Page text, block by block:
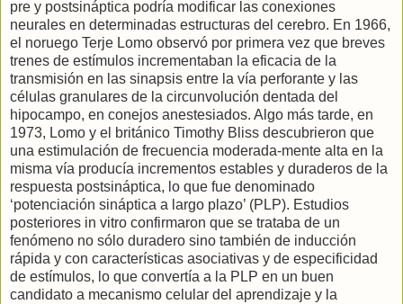
pre y postsináptica podría modificar las conexiones
neurales en determinadas estructuras del cerebro. En 1966,
el noruego Terje Lomo observó por primera vez que breves
trenes de estímulos incrementaban la eficacia de la
transmisión en las sinapsis entre la vía perforante y las
células granulares de la circunvolución dentada del
hipocampo, en conejos anestesiados. Algo más tarde, en
1973, Lomo y el británico Timothy Bliss descubrieron que
una estimulación de frecuencia moderada-mente alta en la
misma vía producía incrementos estables y duraderos de la
respuesta postsináptica, lo que fue denominado
‘potenciación sináptica a largo plazo’ (PLP). Estudios
posteriores in vitro confirmaron que se trataba de un
fenómeno no sólo duradero sino también de inducción
rápida y con características asociativas y de especificidad
de estímulos, lo que convertía a la PLP en un buen
candidato a mecanismo celular del aprendizaje y la